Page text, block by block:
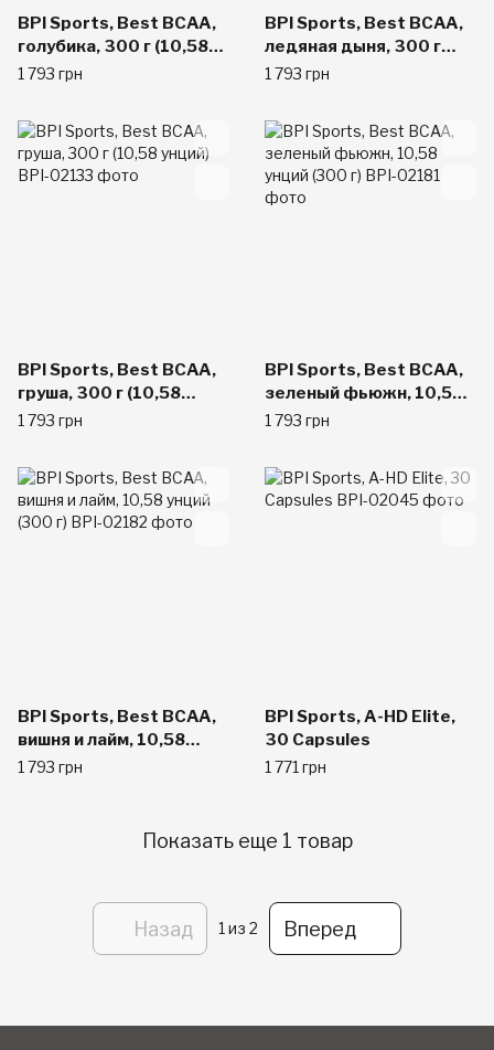
BPI Sports, Best BCAA,
голубика, 300 г (10,58
унций)
1 793 грн
BPI Sports, Best BCAA,
ледяная дыня, 300 г
(10,58 унций)
1 793 грн
BPI Sports, Best BCAA,
груша, 300 г (10,58
унций)
1 793 грн
BPI Sports, Best BCAA,
зеленый фьюжн, 10,58
унций (300 г)
1 793 грн
BPI Sports, Best BCAA,
вишня и лайм, 10,58
унций (300 г)
1 793 грн
BPI Sports, A-HD Elite,
30 Capsules
1 771 грн
Показать еще 1 товар
Назад 1 из 2 Вперед